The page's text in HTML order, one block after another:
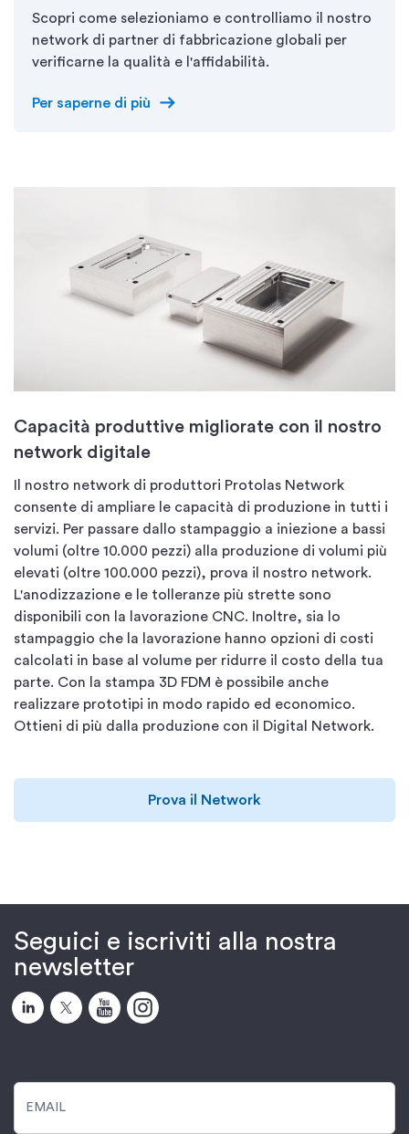
Scopri come selezioniamo e controlliamo il nostro
network di partner di fabbricazione globali per
verificarne la qualità e l'affidabilità.
Per saperne di più arrow_right_alt
Capacità produttive migliorate con il nostro
network digitale
Il nostro network di produttori Protolas Network
consente di ampliare le capacità di produzione in tutti i
servizi. Per passare dallo stampaggio a iniezione a bassi
volumi (oltre 10.000 pezzi) alla produzione di volumi più
elevati (oltre 100.000 pezzi), prova il nostro network.
L'anodizzazione e le tolleranze più strette sono
disponibili con la lavorazione CNC. Inoltre, sia lo
stampaggio che la lavorazione hanno opzioni di costi
calcolati in base al volume per ridurre il costo della tua
parte. Con la stampa 3D FDM è possibile anche
realizzare prototipi in modo rapido ed economico.
Ottieni di più dalla produzione con il Digital Network.
Prova il Network
Seguici e iscriviti alla nostra
newsletter